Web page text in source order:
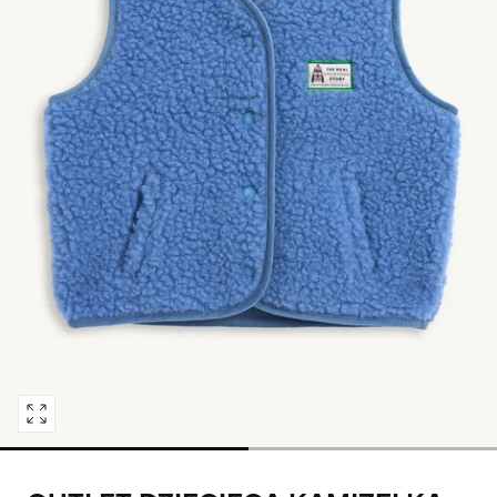
Pokaż
media